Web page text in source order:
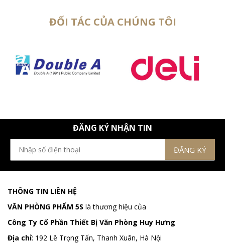
ĐỐI TÁC CỦA CHÚNG TÔI
ĐĂNG KÝ NHẬN TIN
THÔNG TIN LIÊN HỆ
VĂN PHÒNG PHẨM 5S là thương hiệu của
Công Ty Cổ Phần Thiết Bị Văn Phòng Huy Hưng
Địa chỉ: 192 Lê Trọng Tấn, Thanh Xuân, Hà Nội